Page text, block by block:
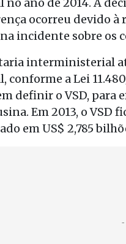
ocorreu devido
incidente sobre os
interministerial
a Lei
definir o VSD, para
Em 2013, o VSD
em US$ 2,785